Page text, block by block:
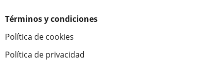
Términos y condiciones
Política de cookies
Política de privacidad